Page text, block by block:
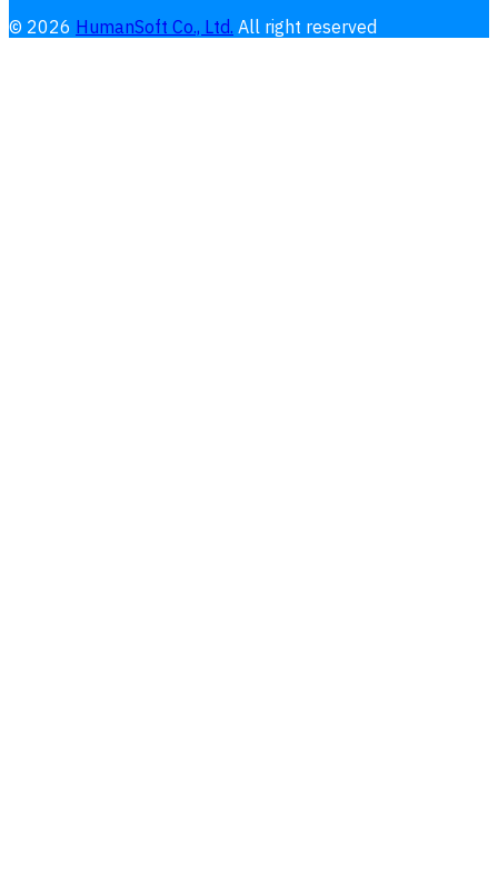
© 2026 HumanSoft Co., Ltd. All right reserved